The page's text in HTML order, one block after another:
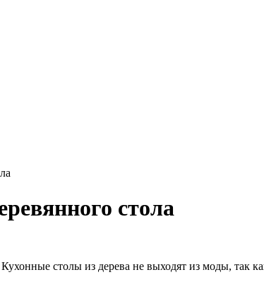
стола
столы из дерева не выходят из моды, так